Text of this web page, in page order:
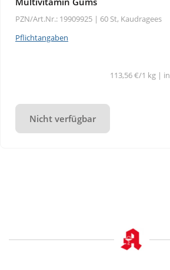
PZN/Art.Nr.: 19909925 | 60 St, Kaudragees
Pflichtangaben
113,56 €/1 kg |
Nicht verfügbar